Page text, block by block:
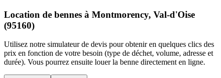
Location de bennes à Montmorency, Val-d'Oise
(95160)
Utilisez notre simulateur de devis pour obtenir en quelques clics des
prix en fonction de votre besoin (type de déchet, volume, adresse et
durée). Vous pourrez ensuite louer la benne directement en ligne.